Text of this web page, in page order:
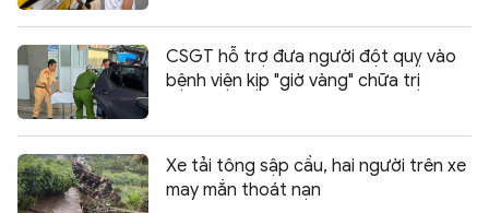
CSGT hỗ trợ đưa người đột quỵ vào
bệnh viện kịp "giờ vàng" chữa trị
Xe tải tông sập cầu, hai người trên xe
may mắn thoát nạn